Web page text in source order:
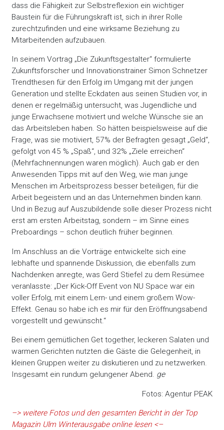
dass die Fähigkeit zur Selbstreflexion ein wichtiger
Baustein für die Führungskraft ist, sich in ihrer Rolle
zurechtzufinden und eine wirksame Beziehung zu
Mitarbeitenden aufzubauen.
In seinem Vortrag „Die Zukunftsgestalter“ formulierte
Zukunftsforscher und Innovationstrainer Simon Schnetzer
Trendthesen für den Erfolg im Umgang mit der jungen
Generation und stellte Eckdaten aus seinen Studien vor, in
denen er regelmäßig untersucht, was Jugendliche und
junge Erwachsene motiviert und welche Wünsche sie an
das Arbeitsleben haben. So hätten beispielsweise auf die
Frage, was sie motiviert, 57% der Befragten gesagt „Geld“,
gefolgt von 45 % „Spaß“, und 32% „Ziele erreichen“
(Mehrfachnennungen waren möglich). Auch gab er den
Anwesenden Tipps mit auf den Weg, wie man junge
Menschen im Arbeitsprozess besser beteiligen, für die
Arbeit begeistern und an das Unternehmen binden kann.
Und in Bezug auf Auszubildende solle dieser Prozess nicht
erst am ersten Arbeitstag, sondern – im Sinne eines
Preboardings – schon deutlich früher beginnen.
Im Anschluss an die Vorträge entwickelte sich eine
lebhafte und spannende Diskussion, die ebenfalls zum
Nachdenken anregte, was Gerd Stiefel zu dem Resümee
veranlasste: „Der Kick-Off Event von NU Space war ein
voller Erfolg, mit einem Lern- und einem großem Wow-
Effekt. Genau so habe ich es mir für den Eröffnungsabend
vorgestellt und gewünscht.“
Bei einem gemütlichen Get together, leckeren Salaten und
warmen Gerichten nutzten die Gäste die Gelegenheit, in
kleinen Gruppen weiter zu diskutieren und zu netzwerken.
Insgesamt ein rundum gelungener Abend. ge
Fotos: Agentur PEAK
–> weitere Fotos und den gesamten Bericht in der Top
Magazin Ulm Winterausgabe online lesen <–